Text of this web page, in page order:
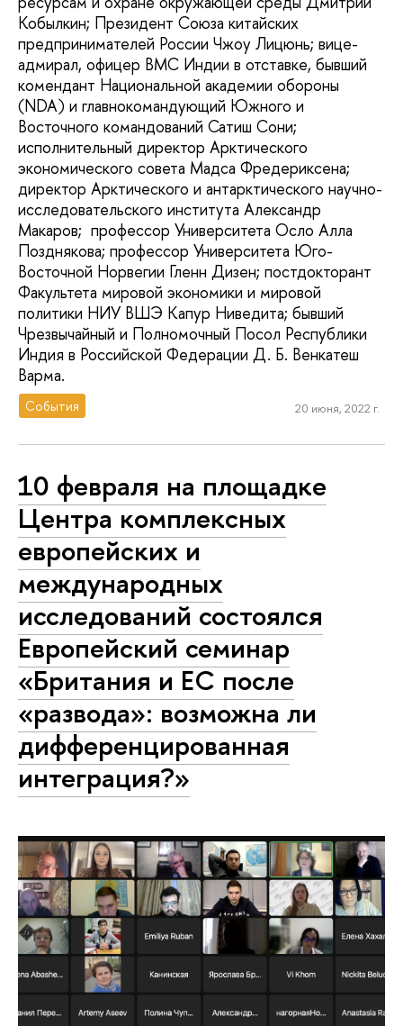
Кобылкин; Президент Союза китайских
предпринимателей России Чжоу Лицюнь; вице-
адмирал, офицер ВМС Индии в отставке, бывший
комендант Национальной академии обороны
(NDA) и главнокомандующий Южного и
Восточного командований Сатиш Сони;
исполнительный директор Арктического
экономического совета Мадса Фредериксена;
директор Арктического и антарктического научно-
исследовательского института Александр
Макаров; профессор Университета Осло Алла
Позднякова; профессор Университета Юго-
Восточной Норвегии Гленн Дизен; постдокторант
Факультета мировой экономики и мировой
политики НИУ ВШЭ Капур Ниведита; бывший
Чрезвычайный и Полномочный Посол Республики
Индия в Российской Федерации Д. Б. Венкатеш
Варма.
События 20 июня, 2022 г.
10 февраля на площадке
Центра комплексных
европейских и
международных
исследований состоялся
Европейский семинар
«Британия и ЕС после
«развода»: возможна ли
дифференцированная
интеграция?»